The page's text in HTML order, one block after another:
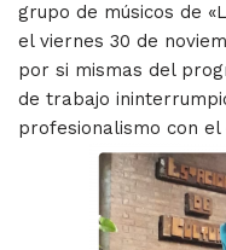
grupo de músicos de
el viernes 30 de
por si mismas del
de trabajo
profesionalismo con el